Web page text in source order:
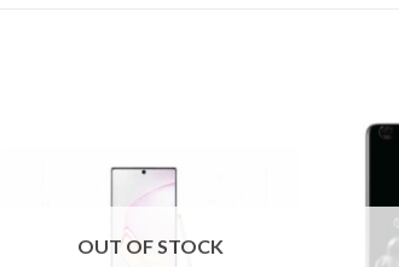
OUT OF STOCK